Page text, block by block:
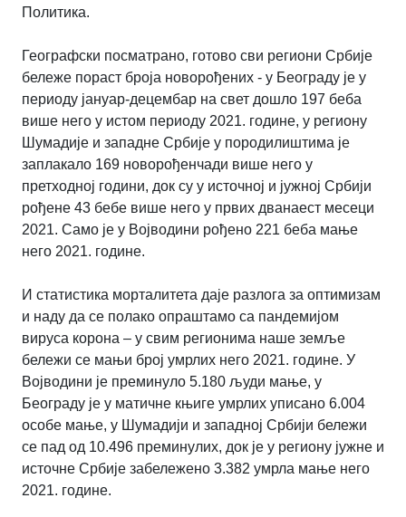
Политика.
Географски посматрано, готово сви региони Србије
бележе пораст броја новорођених - у Београду је у
периоду јануар-децембар на свет дошло 197 беба
више него у истом периоду 2021. године, у региону
Шумадије и западне Србије у породилиштима је
заплакало 169 новорођенчади више него у
претходној години, док су у источној и јужној Србији
рођене 43 бебе више него у првих дванаест месеци
2021. Само је у Војводини рођено 221 беба мање
него 2021. године.
И статистика морталитета даје разлога за оптимизам
и наду да се полако опраштамо са пандемијом
вируса корона – у свим регионима наше земље
бележи се мањи број умрлих него 2021. године. У
Војводини је преминуло 5.180 људи мање, у
Београду је у матичне књиге умрлих уписано 6.004
особе мање, у Шумадији и западној Србији бележи
се пад од 10.496 преминулих, док је у региону јужне и
источне Србије забележено 3.382 умрла мање него
2021. године.